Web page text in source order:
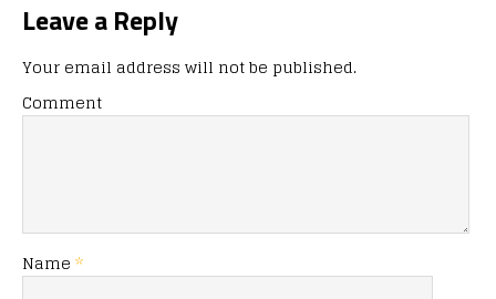
Leave a Reply
Your email address will not be published.
Comment
Name *